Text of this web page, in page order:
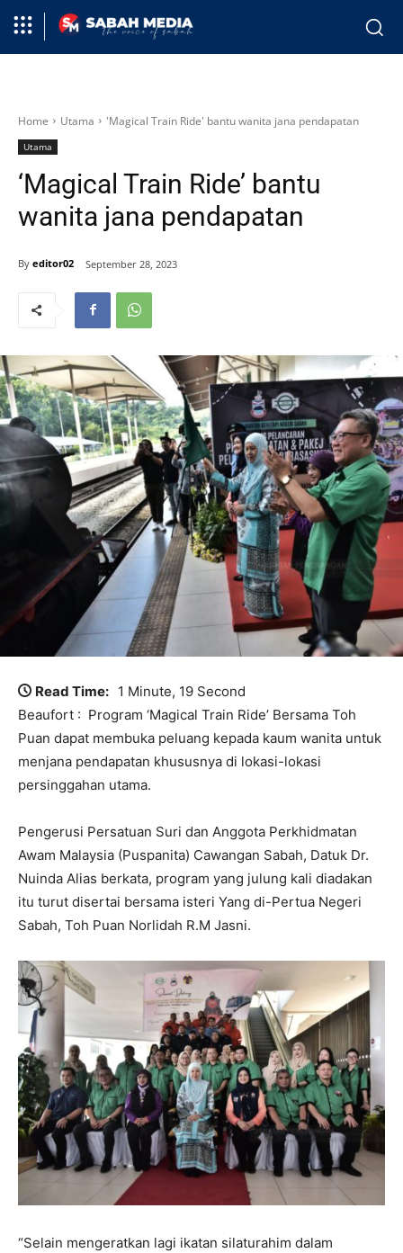
Home Utama 'Magical Train Ride' bantu wanita jana pendapatan
Utama
‘Magical Train Ride’ bantu
wanita jana pendapatan
By editor02 September 28, 2023
Read Time: 1 Minute, 19 Second
Beaufort : Program ‘Magical Train Ride’ Bersama Toh
Puan dapat membuka peluang kepada kaum wanita untuk
menjana pendapatan khususnya di lokasi-lokasi
persinggahan utama.
Pengerusi Persatuan Suri dan Anggota Perkhidmatan
Awam Malaysia (Puspanita) Cawangan Sabah, Datuk Dr.
Nuinda Alias berkata, program yang julung kali diadakan
itu turut disertai bersama isteri Yang di-Pertua Negeri
Sabah, Toh Puan Norlidah R.M Jasni.
“Selain mengeratkan lagi ikatan silaturahim dalam